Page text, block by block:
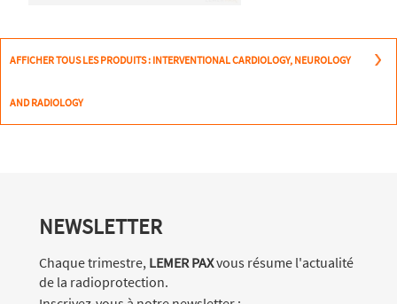
AFFICHER TOUS LES PRODUITS : INTERVENTIONAL CARDIOLOGY, NEUROLOGY
AND RADIOLOGY
NEWSLETTER
Chaque trimestre, LEMER PAXvous résume l'actualité
de la radioprotection.